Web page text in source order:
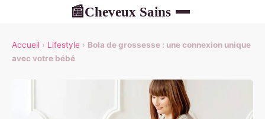
📰Cheveux Sains
Accueil › Lifestyle › Bola de grossesse : une connexion unique
avec votre bébé